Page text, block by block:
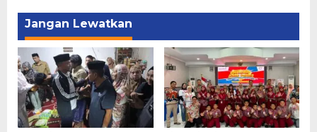
Jangan Lewatkan